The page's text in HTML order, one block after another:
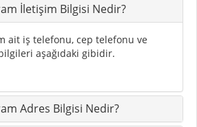
İletişim Bilgisi Nedir?
ait iş telefonu, cep telefonu ve
aşağıdaki gibidir.
Adres Bilgisi Nedir?